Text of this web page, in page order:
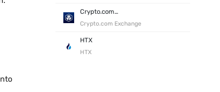
Crypto.com Exchange
Crypto.com Exchange
HTX
HTX